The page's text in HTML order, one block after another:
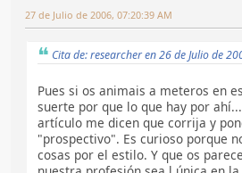
27 de Julio de 2006, 07:20:39 AM
Cita de: researcher en 26 de Julio de
Pues si os animais a meteros en
suerte por que lo que hay por
artículo me dicen que corrija y
"prospectivo". Es curioso porque
cosas por el estilo. Y que os